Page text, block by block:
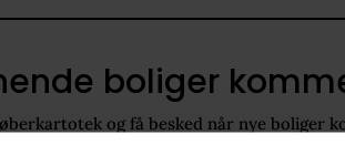
boliger
og få besked når nye boliger